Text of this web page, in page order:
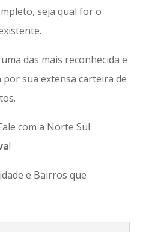
seja qual for o
das mais reconhecida e
por sua extensa carteira de
com a Norte Sul
!
e Bairros que